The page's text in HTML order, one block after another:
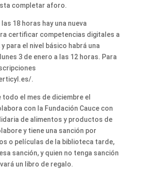
completar aforo.
las 18 horas hay una nueva
certificar competencias digitales a
para el nivel básico habrá una
3 de enero a las 12 horas. Para
.
el mes de diciembre el
con la Fundación Cauce con
de alimentos y productos de
y tiene una sanción por
o películas de la biblioteca tarde,
sanción, y quien no tenga sanción
un libro de regalo.